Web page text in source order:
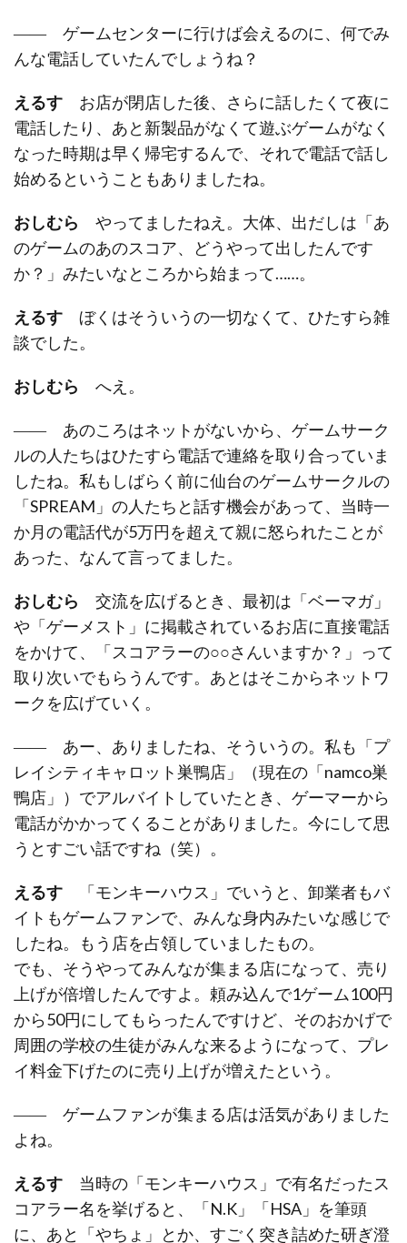
―― ゲームセンターに行けば会えるのに、何でみ
んな電話していたんでしょうね？
えるす お店が閉店した後、さらに話したくて夜に
電話したり、あと新製品がなくて遊ぶゲームがなく
なった時期は早く帰宅するんで、それで電話で話し
始めるということもありましたね。
おしむら やってましたねえ。大体、出だしは「あ
のゲームのあのスコア、どうやって出したんです
か？」みたいなところから始まって……。
えるす ぼくはそういうの一切なくて、ひたすら雑
談でした。
おしむら へえ。
―― あのころはネットがないから、ゲームサーク
ルの人たちはひたすら電話で連絡を取り合っていま
したね。私もしばらく前に仙台のゲームサークルの
「SPREAM」の人たちと話す機会があって、当時一
か月の電話代が5万円を超えて親に怒られたことが
あった、なんて言ってました。
おしむら 交流を広げるとき、最初は「ベーマガ」
や「ゲーメスト」に掲載されているお店に直接電話
をかけて、「スコアラーの○○さんいますか？」って
取り次いでもらうんです。あとはそこからネットワ
ークを広げていく。
―― あー、ありましたね、そういうの。私も「プ
レイシティキャロット巣鴨店」（現在の「namco巣
鴨店」）でアルバイトしていたとき、ゲーマーから
電話がかかってくることがありました。今にして思
うとすごい話ですね（笑）。
えるす 「モンキーハウス」でいうと、卸業者もバ
イトもゲームファンで、みんな身内みたいな感じで
したね。もう店を占領していましたもの。
でも、そうやってみんなが集まる店になって、売り
上げが倍増したんですよ。頼み込んで1ゲーム100円
から50円にしてもらったんですけど、そのおかげで
周囲の学校の生徒がみんな来るようになって、プレ
イ料金下げたのに売り上げが増えたという。
―― ゲームファンが集まる店は活気がありました
よね。
えるす 当時の「モンキーハウス」で有名だったス
コアラー名を挙げると、「N.K」「HSA」を筆頭
に、あと「やちょ」とか、すごく突き詰めた研ぎ澄